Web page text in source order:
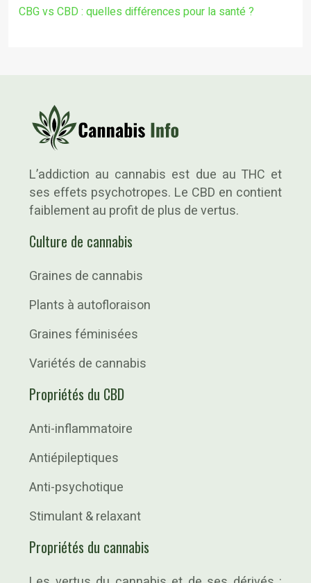
CBG vs CBD : quelles différences pour la santé ?
L’addiction au cannabis est due au THC et
ses effets psychotropes. Le CBD en contient
faiblement au profit de plus de vertus.
Culture de cannabis
Graines de cannabis
Plants à autofloraison
Graines féminisées
Variétés de cannabis
Propriétés du CBD
Anti-inflammatoire
Antiépileptiques
Anti-psychotique
Stimulant & relaxant
Propriétés du cannabis